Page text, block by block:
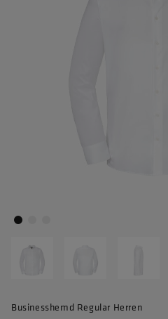
Businesshemd Regular Herren